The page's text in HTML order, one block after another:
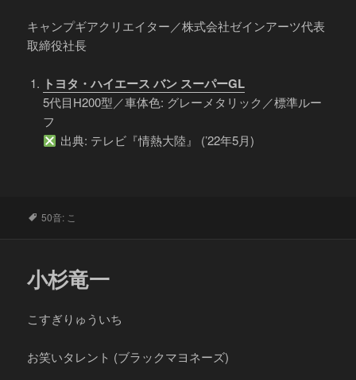
キャンプギアクリエイター／株式会社ゼインアーツ代表
取締役社長
トヨタ・ハイエース バン スーパーGL
5代目H200型／車体色: グレーメタリック／標準ルー
フ
出典: テレビ『情熱大陸』 (’22年5月)
タ
50音: こ
小杉竜一
こすぎりゅういち
お笑いタレント (ブラックマヨネーズ)